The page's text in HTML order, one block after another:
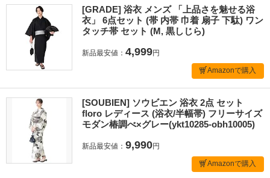
[GRADE] 浴衣 メンズ 「上品さを魅せる浴
衣」 6点セット (帯 内帯 巾着 扇子 下駄) ワン
タッチ帯 セット (M, 黒しじら)
新品最安値： 4,999円
Amazonで購入
[SOUBIEN] ソウビエン 浴衣 2点 セット
floro レディース (浴衣/半幅帯) フリーサイズ
モダン椿調べ×グレー(ykt10285-obh10005)
新品最安値： 9,990円
Amazonで購入